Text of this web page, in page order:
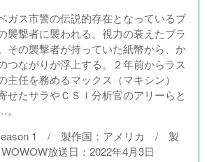
ガス市警の伝説的存在となっているブ
襲撃者に襲われる。視力の衰えたブラ
その襲撃者が持っていた紙幣から、か
つながりが浮上する。２年前からラス
主任を務めるマックス（マキシン）
せたサラやＣＳＩ分析官のアリーらと
1 / 製作国：アメリカ / 製
放送日：2022年4月3日